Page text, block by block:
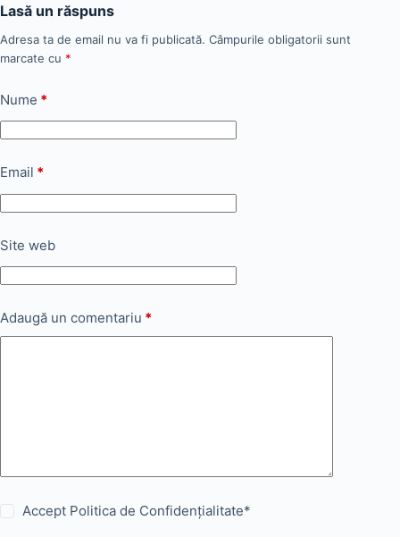
Lasă un răspuns
Adresa ta de email nu va fi publicată. Câmpurile obligatorii sunt
marcate cu *
Nume *
Email *
Site web
Adaugă un comentariu *
Accept Politica de Confidențialitate*